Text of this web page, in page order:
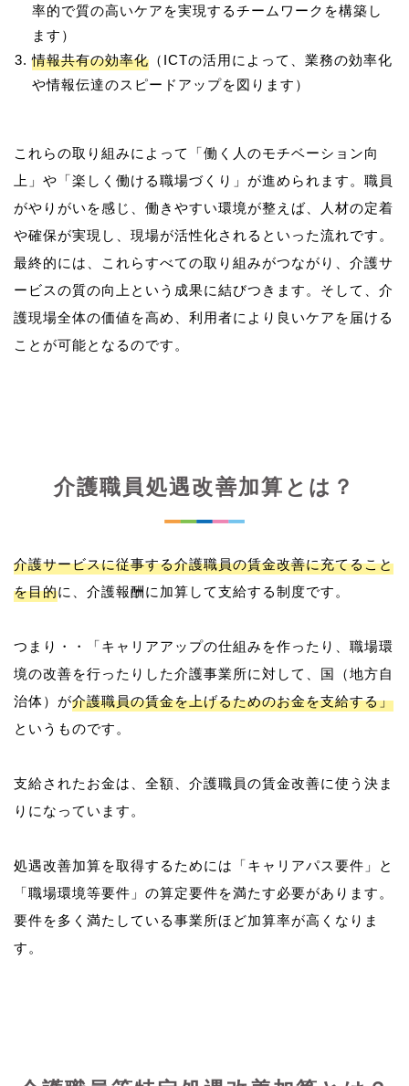
率的で質の高いケアを実現するチームワークを構築し
ます）
情報共有の効率化 （ICTの活用によって、業務の効率化
や情報伝達のスピードアップを図ります）
これらの取り組みによって「働く人のモチベーション向
上」や「楽しく働ける職場づくり」が進められます。職員
がやりがいを感じ、働きやすい環境が整えば、人材の定着
や確保が実現し、現場が活性化されるといった流れです。
最終的には、これらすべての取り組みがつながり、介護サ
ービスの質の向上という成果に結びつきます。そして、介
護現場全体の価値を高め、利用者により良いケアを届ける
介護職員処遇改善加算とは？
介護サービスに従事する介護職員の賃金改善に充てること
を目的に、介護報酬に加算して支給する制度です。
つまり・・「キャリアアップの仕組みを作ったり、職場環
境の改善を行ったりした介護事業所に対して、国（地方自
治体）が介護職員の賃金を上げるためのお金を支給する」
というものです。
支給されたお金は、全額、介護職員の賃金改善に使う決ま
りになっています。
処遇改善加算を取得するためには「キャリアパス要件」と
「職場環境等要件」の算定要件を満たす必要があります。
要件を多く満たしている事業所ほど加算率が高くなりま
す。